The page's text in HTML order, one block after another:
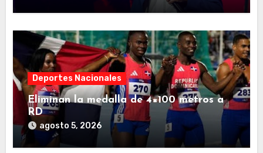
Deportes Nacionales
Eliminan la medalla de 4×100 metros a
RD
agosto 5, 2026